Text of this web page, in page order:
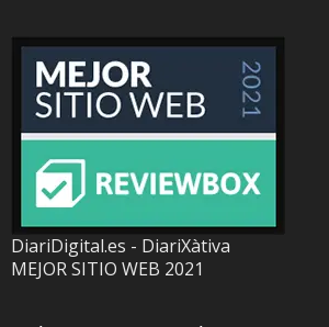
DiariDigital.es - DiariXàtiva
MEJOR SITIO WEB 2021